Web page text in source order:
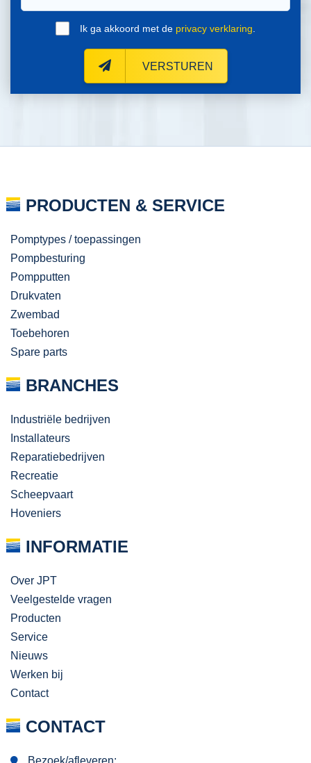
Ik ga akkoord met de privacy verklaring
VERSTUREN
PRODUCTEN & SERVICE
Pomptypes / toepassingen
Pompbesturing
Pompputten
Drukvaten
Zwembad
Toebehoren
Spare parts
BRANCHES
Industriële bedrijven
Installateurs
Reparatiebedrijven
Recreatie
Scheepvaart
Hoveniers
INFORMATIE
Over JPT
Veelgestelde vragen
Producten
Service
Nieuws
Werken bij
Contact
CONTACT
Bezoek/afleveren: